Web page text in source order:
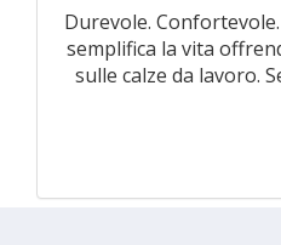
Durevole.
semplifica la vita
sulle calze da lavoro.